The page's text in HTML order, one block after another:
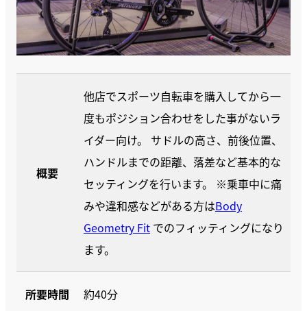
概要
他店でスポーツ自転車を購入してから一
度もポジション合わせをした事がないラ
イダー向け。 サドルの高さ、前後位置、
ハンドルまでの距離、落差など基本的な
セッティングを行います。 ※乗車中に痛
みや違和感などがある方はBody
Geometry Fit でのフィッティングになり
ます。
所要時間 約40分